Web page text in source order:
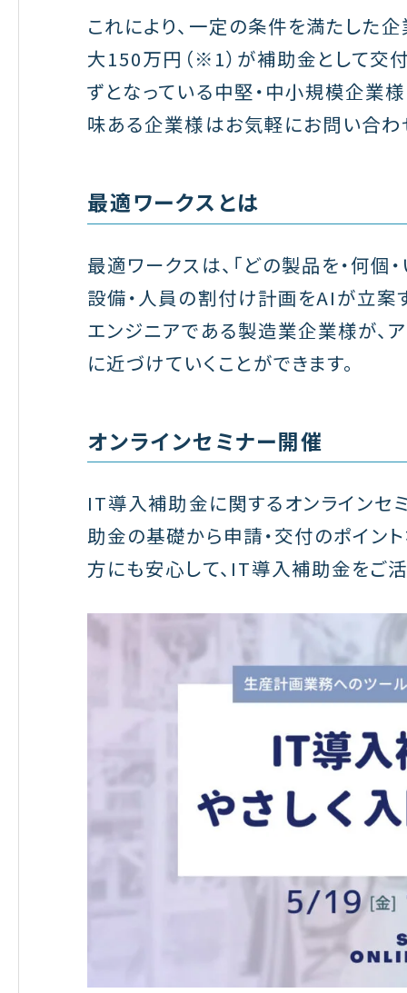
これにより、一定の条件を満たした
大150万円（※1）が補助金として交
ずとなっている中堅・中小規模企業
味ある企業様はお気軽にお問い合わ
最適ワークスとは
最適ワークスは、「どの製品を・何個
設備・人員の割付け計画をAIが立案
エンジニアである製造業企業様が、
に近づけていくことができます。
オンラインセミナー開催
IT導入補助金に関するオンラインセ
助金の基礎から申請・交付のポイン
方にも安心して、IT導入補助金をご